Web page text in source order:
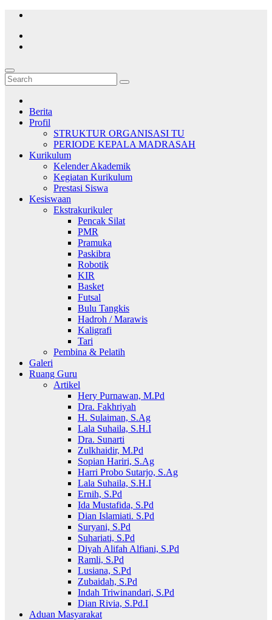
Skip
content
Berita
Profil
STRUKTUR ORGANISASI TU
PERIODE KEPALA MADRASAH
Kurikulum
Kelender Akademik
Kegiatan Kurikulum
Prestasi Siswa
Kesiswaan
Ekstrakurikuler
Pencak Silat
PMR
Pramuka
Paskibra
Robotik
KIR
Basket
Futsal
Bulu Tangkis
Hadroh / Marawis
Kaligrafi
Tari
Pembina & Pelatih
Galeri
Ruang Guru
Artikel
Hery Purnawan, M.Pd
Dra. Fakhriyah
H. Sulaiman, S.Ag
Lala Suhaila, S.H.I
Dra. Sunarti
Zulkhaidir, M.Pd
Sopian Hariri, S.Ag
Harri Probo Sutarjo, S.Ag
Lala Suhaila, S.H.I
Ernih, S.Pd
Ida Mustafida, S.Pd
Dian Islamiati. S.Pd
Suryani, S.Pd
Suhariati, S.Pd
Diyah Alifah Alfiani, S.Pd
Ramli, S.Pd
Lusiana, S.Pd
Zubaidah, S.Pd
Indah Triwinandari, S.Pd
Dian Rivia, S.Pd.I
Aduan Masyarakat